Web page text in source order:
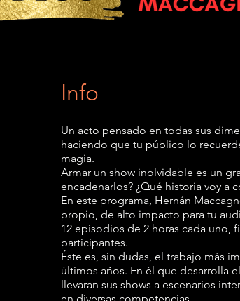
Info
Un acto pensado en todas sus
haciendo que tu público lo
magia.
Armar un show inolvidable es un
encadenarlos? ¿Qué historia voy a
En este programa, Hernán
propio, de alto impacto para tu
12 episodios de 2 horas cada uno,
participantes.
Éste es, sin dudas, el trabajo más
últimos años. En él que desarrolla
llevaran sus shows a escenarios